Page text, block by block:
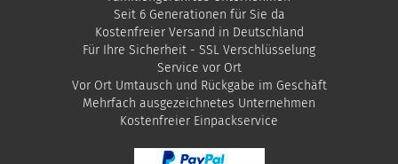
Seit 6 Generationen für Sie da
Kostenfreier Versand in Deutschland
Für Ihre Sicherheit - SSL Verschlüsselung
Service vor Ort
Vor Ort Umtausch und Rückgabe im Geschäft
Mehrfach ausgezeichnetes Unternehmen
​Kostenfreier Einpackservice